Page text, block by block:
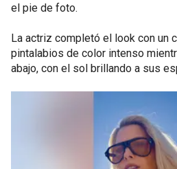
el pie de foto.
La actriz completó el look con un
pintalabios de color intenso
abajo, con el sol brillando a sus